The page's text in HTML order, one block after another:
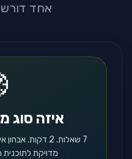
אחד
איזה סוג
7 שאלות. 2 דקות.
מדויקת